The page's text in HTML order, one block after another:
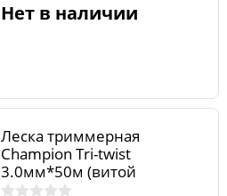
Нет в наличии
Леска триммерная
Champion Tri-twist
3.0мм*50м (витой
треугольник)+нож